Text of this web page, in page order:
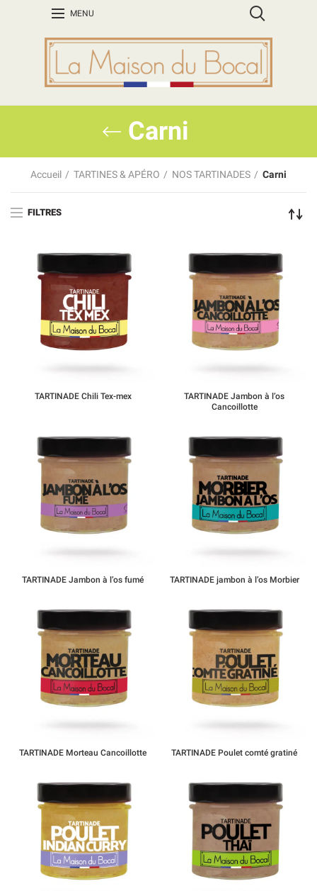
MENU
Carni
Accueil TARTINES & APÉRO NOS TARTINADES Carni
FILTRES
TARTINADE Chili Tex-mex
TARTINADE Jambon à l’os
Cancoillotte
TARTINADE Jambon à l’os fumé TARTINADE jambon à l’os Morbier
TARTINADE Morteau Cancoillotte TARTINADE Poulet comté gratiné